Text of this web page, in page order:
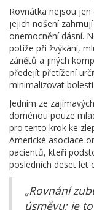
Rovnátka nejsou
jejich nošení
onemocnění dásní.
potíže při žvýkání,
zánětů a jiných
předejít přetížení
minimalizovat
Jedním ze
doménou pouze
pro tento krok ke
Americké asociace
pacientů, kteří
posledních deset let
„Rovnání
úsměvu; je